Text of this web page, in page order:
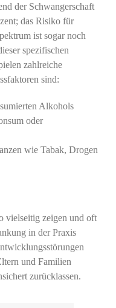
der Schwangerschaft
das Risiko für
ist sogar noch
spezifischen
zahlreiche
sind:
Alkohols
oder
wie Tabak, Drogen
vielseitig zeigen und oft
in der Praxis
und Familien
zurücklassen.